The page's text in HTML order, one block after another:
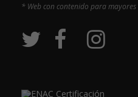
* Web con contenido para